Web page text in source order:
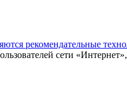
рекомендательные
сети